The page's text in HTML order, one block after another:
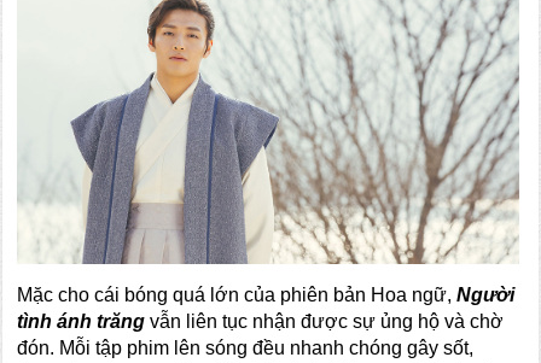
Mặc cho cái bóng quá lớn của phiên bản Hoa ngữ,Người
tình ánh trăng vẫn liên tục nhận được sự ủng hộ và chờ
đón. Mỗi tập phim lên sóng đều nhanh chóng gây sốt,